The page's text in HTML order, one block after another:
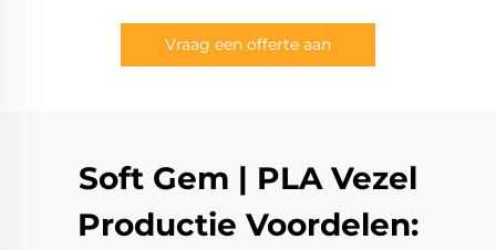
Vraag een offerte aan
Soft Gem | PLA Vezel
Productie Voordelen: